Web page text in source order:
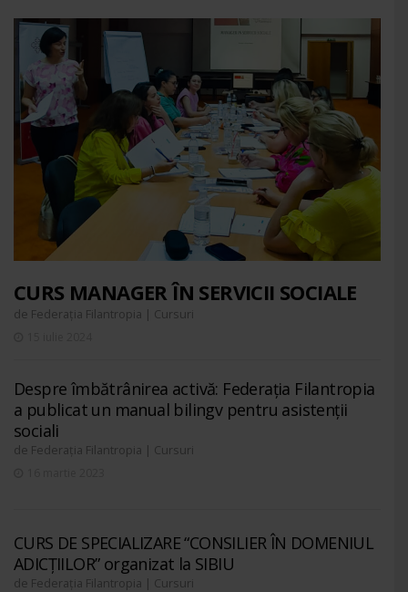
CURS MANAGER ÎN SERVICII SOCIALE
de Federația Filantropia | Cursuri
Despre îmbătrânirea activă: Federația Filantropia
a publicat un manual bilingv pentru asistenții
sociali
de Federația Filantropia | Cursuri
CURS DE SPECIALIZARE “CONSILIER ÎN DOMENIUL
ADICȚIILOR” organizat la SIBIU
de Federația Filantropia | Cursuri